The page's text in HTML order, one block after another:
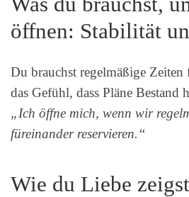
öffnen: Stabilität
Du brauchst regelmäßige
das Gefühl, dass Pläne Bestand
„Ich öffne mich, wenn wir
füreinander reservieren.“
Wie du Liebe